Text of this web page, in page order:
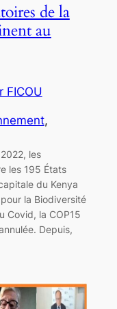
de la
au
FICOU
les
les 195 États
du Kenya
la Biodiversité
Covid, la COP15
Depuis,